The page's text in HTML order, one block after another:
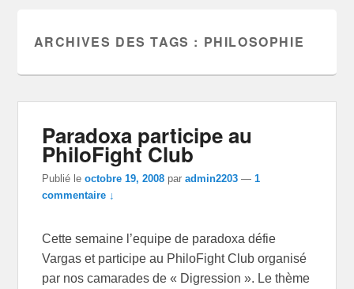
ARCHIVES DES TAGS : PHILOSOPHIE
Paradoxa participe au
PhiloFight Club
Publié leoctobre 19, 2008 paradmin2203 —1
commentaire ↓
Cette semaine l’equipe de paradoxa défie
Vargas et participe au PhiloFight Club organisé
par nos camarades de « Digression ». Le thème